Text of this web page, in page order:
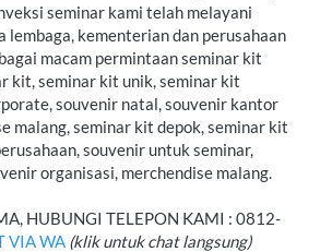
seminar kami telah melayani
lembaga, kementerian dan perusahaan
macam permintaan seminar kit
kit, seminar kit unik, seminar kit
souvenir natal, souvenir kantor
malang, seminar kit depok, seminar kit
souvenir untuk seminar,
organisasi, merchendise malang.
HUBUNGI TELEPON KAMI : 0812-
VIA WA (klik untuk chat langsung)